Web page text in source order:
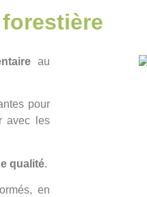
au
pour
avec les
qualité.
en